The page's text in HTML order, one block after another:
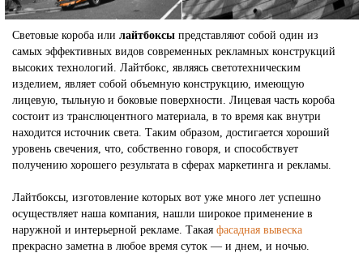
Световые короба или лайтбоксы представляют собой один из
самых эффективных видов современных рекламных конструкций
высоких технологий. Лайтбокс, являясь светотехническим
изделием, являет собой объемную конструкцию, имеющую
лицевую, тыльную и боковые поверхности. Лицевая часть короба
состоит из транслюцентного материала, в то время как внутри
находится источник света. Таким образом, достигается хороший
уровень свечения, что, собственно говоря, и способствует
получению хорошего результата в сферах маркетинга и рекламы.
Лайтбоксы, изготовление которых вот уже много лет успешно
осуществляет наша компания, нашли широкое применение в
наружной и интерьерной рекламе. Такая фасадная вывеска
прекрасно заметна в любое время суток — и днем, и ночью.